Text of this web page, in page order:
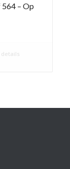
– Op